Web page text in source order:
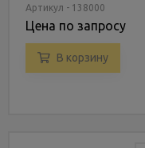
Артикул - 138000
Цена по запросу
В корзину